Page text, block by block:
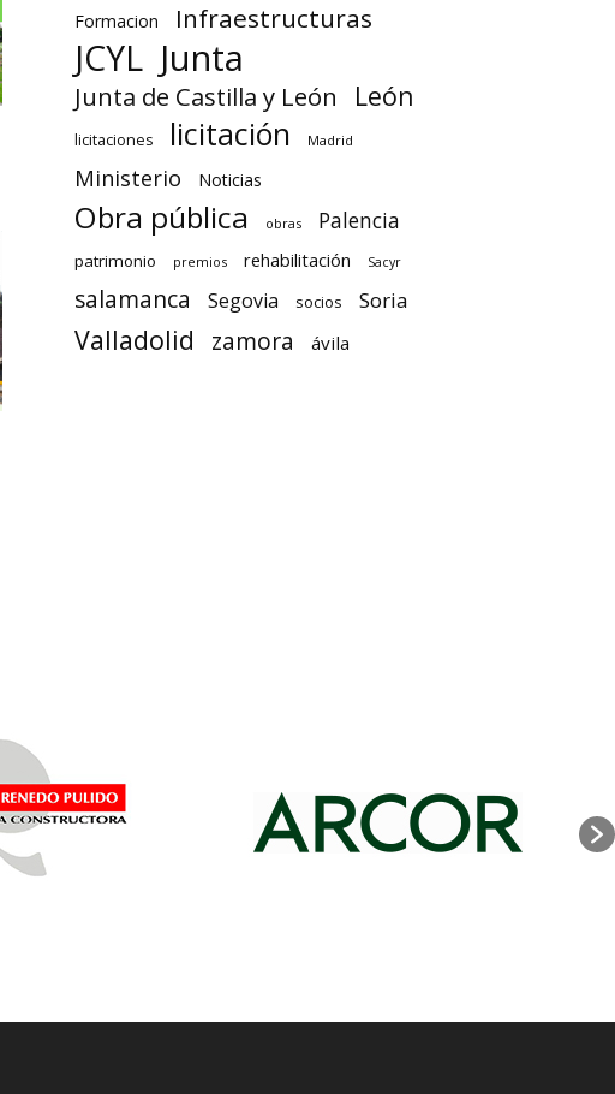
Formacion Infraestructuras
JCYL Junta
Junta de Castilla y León León
licitaciones licitación Madrid
Ministerio Noticias
Obra pública obras Palencia
patrimonio premios rehabilitación Sacyr
salamanca Segovia socios Soria
Valladolid zamora ávila